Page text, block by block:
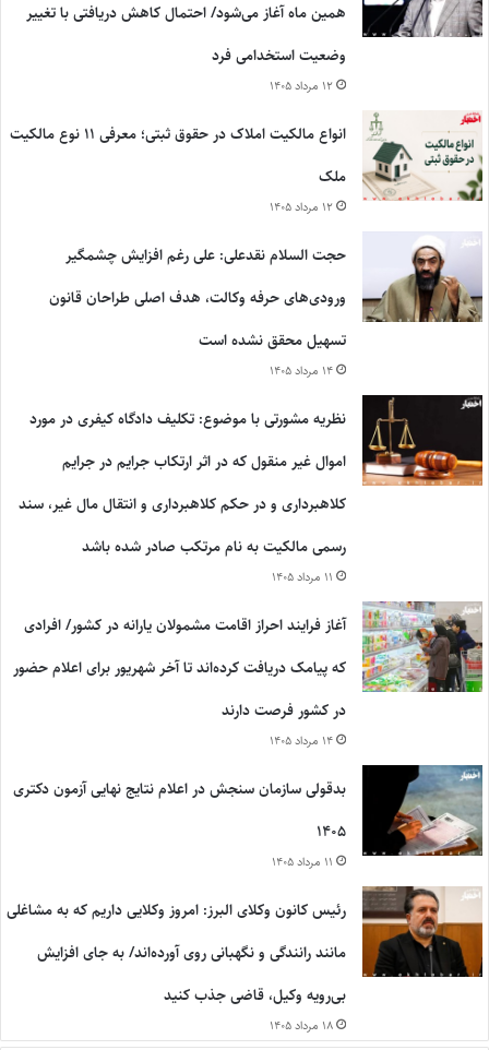
همین ماه آغاز می‌شود/ احتمال کاهش دریافتی با تغییر
وضعیت استخدامی فرد
۱۲ مرداد ۱۴۰۵
انواع مالکیت املاک در حقوق ثبتی؛ معرفی ۱۱ نوع مالکیت
ملک
۱۲ مرداد ۱۴۰۵
حجت السلام نقدعلی: علی رغم افزایش چشمگیر
ورودی‌های حرفه وکالت، هدف اصلی طراحان قانون
تسهیل محقق نشده است
۱۴ مرداد ۱۴۰۵
نظریه مشورتی با موضوع: تکلیف دادگاه کیفری در مورد
اموال غیر منقول که در اثر ارتکاب جرایم در جرایم
کلاهبرداری و در حکم کلاهبرداری و انتقال مال غیر، سند
رسمی مالکیت به نام مرتکب صادر شده باشد
۱۱ مرداد ۱۴۰۵
آغاز فرایند احراز اقامت مشمولان یارانه در کشور/ افرادی
که پیامک دریافت کرده‌اند تا آخر شهریور برای اعلام حضور
در کشور فرصت دارند
۱۴ مرداد ۱۴۰۵
بدقولی سازمان سنجش در اعلام نتایج نهایی آزمون دکتری
۱۴۰۵
۱۱ مرداد ۱۴۰۵
رئیس کانون وکلای البرز: امروز وکلایی داریم که به مشاغلی
مانند رانندگی و نگهبانی روی آورده‌اند/ به جای افزایش
بی‌رویه وکیل، قاضی جذب کنید
۱۸ مرداد ۱۴۰۵